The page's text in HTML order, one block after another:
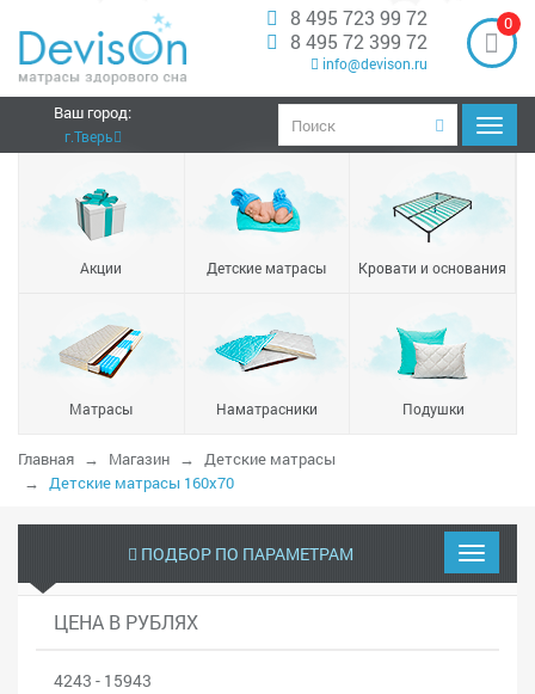
8 495 723 99 72
8 495 72 399 72
info@devison.ru
Ваш город:
г.Тверь
0
Акции Детские матрасы Кровати и основания
Матрасы Наматрасники Подушки
Главная Магазин
Детские матрасы
Детские матрасы 160x70
ПОДБОР ПО ПАРАМЕТРАМ
ЦЕНА В РУБЛЯХ
4243 - 15943